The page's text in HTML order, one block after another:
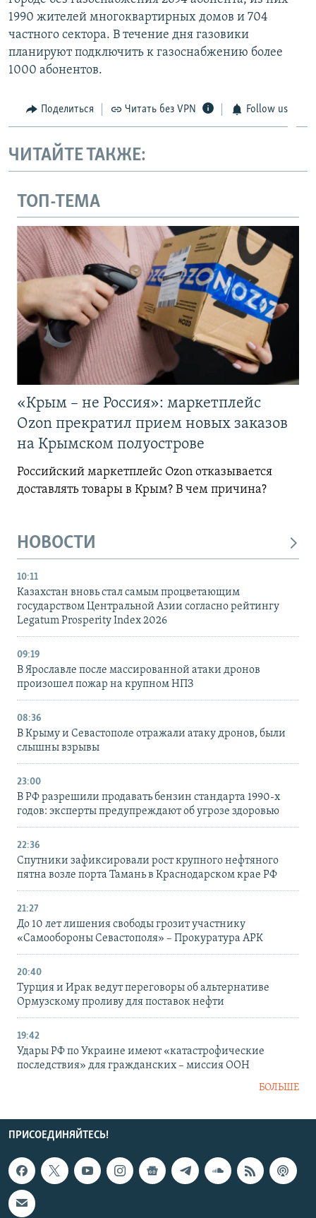
1990 жителей многоквартирных домов и 704
частного сектора. В течение дня газовики
планируют подключить к газоснабжению более
1000 абонентов.
Поделиться Читать без VPN Follow us
ЧИТАЙТЕ ТАКЖЕ:
ТОП-ТЕМА
«Крым – не Россия»: маркетплейс
Ozon прекратил прием новых заказов
на Крымском полуострове
Российский маркетплейс Ozon отказывается
доставлять товары в Крым? В чем причина?
НОВОСТИ
10:11
Казахстан вновь стал самым процветающим
государством Центральной Азии согласно рейтингу
Legatum Prosperity Index 2026
09:19
В Ярославле после массированной атаки дронов
произошел пожар на крупном НПЗ
08:36
В Крыму и Севастополе отражали атаку дронов, были
слышны взрывы
23:00
В РФ разрешили продавать бензин стандарта 1990-х
годов: эксперты предупреждают об угрозе здоровью
22:36
Спутники зафиксировали рост крупного нефтяного
пятна возле порта Тамань в Краснодарском крае РФ
21:27
До 10 лет лишения свободы грозит участнику
«Самообороны Севастополя» – Прокуратура АРК
20:40
Турция и Ирак ведут переговоры об альтернативе
Ормузскому проливу для поставок нефти
19:42
Удары РФ по Украине имеют «катастрофические
последствия» для гражданских – миссия ООН
БОЛЬШЕ
ПРИСОЕДИНЯЙТЕСЬ!